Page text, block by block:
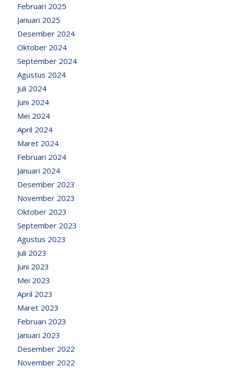
Februari 2025
Januari 2025
Desember 2024
Oktober 2024
September 2024
Agustus 2024
Juli 2024
Juni 2024
Mei 2024
April 2024
Maret 2024
Februari 2024
Januari 2024
Desember 2023
November 2023
Oktober 2023
September 2023
Agustus 2023
Juli 2023
Juni 2023
Mei 2023
April 2023
Maret 2023
Februari 2023
Januari 2023
Desember 2022
November 2022